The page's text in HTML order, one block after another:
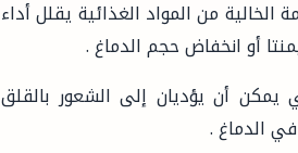
الخالية من المواد الغذائية يقلل أداء
أو انخفاض حجم الدماغ .
أن يؤديان إلى الشعور بالقلق
الدماغ .